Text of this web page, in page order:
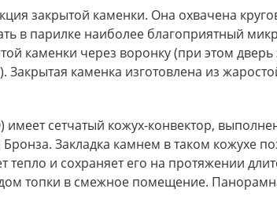
закрытой каменки. Она охвачена
в парилке наиболее благоприятный
каменки через воронку (при этом
Закрытая каменка изготовлена из
сетчатый кожух-конвектор,
Закладка камнем в таком кожухе
тепло и сохраняет его на протяжении
топки в смежное помещение.